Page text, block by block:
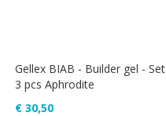
Gellex BIAB - Builder gel - Set
3 pcs Aphrodite
€ 30,50